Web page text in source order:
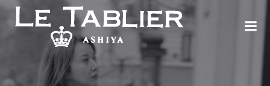
ン
テ
ン
ツ